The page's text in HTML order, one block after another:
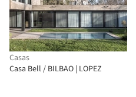
Casas
Casa Bell / BILBAO | LOPEZ